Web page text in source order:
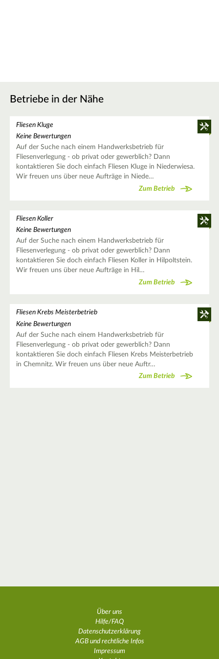
Betriebe in der Nähe
Fliesen Kluge
Keine Bewertungen
Auf der Suche nach einem Handwerksbetrieb für
Fliesenverlegung - ob privat oder gewerblich? Dann
kontaktieren Sie doch einfach Fliesen Kluge in Niederwiesa.
Wir freuen uns über neue Aufträge in Niede…
Zum Betrieb
Fliesen Koller
Keine Bewertungen
Auf der Suche nach einem Handwerksbetrieb für
Fliesenverlegung - ob privat oder gewerblich? Dann
kontaktieren Sie doch einfach Fliesen Koller in Hilpoltstein.
Wir freuen uns über neue Aufträge in Hil…
Zum Betrieb
Fliesen Krebs Meisterbetrieb
Keine Bewertungen
Auf der Suche nach einem Handwerksbetrieb für
Fliesenverlegung - ob privat oder gewerblich? Dann
kontaktieren Sie doch einfach Fliesen Krebs Meisterbetrieb
in Chemnitz. Wir freuen uns über neue Auftr…
Zum Betrieb
Über uns
Hilfe/FAQ
Datenschutzerklärung
AGB und rechtliche Infos
Impressum